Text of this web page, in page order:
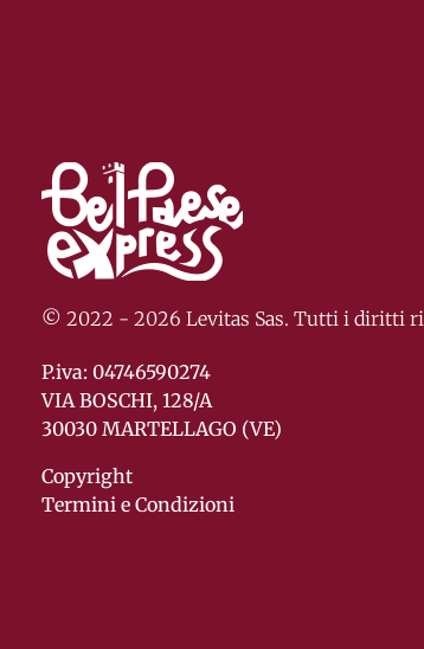
© 2022 - 2026 Levitas Sas. Tutti i diritti
P.iva: 04746590274
VIA BOSCHI, 128/A
30030 MARTELLAGO (VE)
Copyright
Termini e Condizioni